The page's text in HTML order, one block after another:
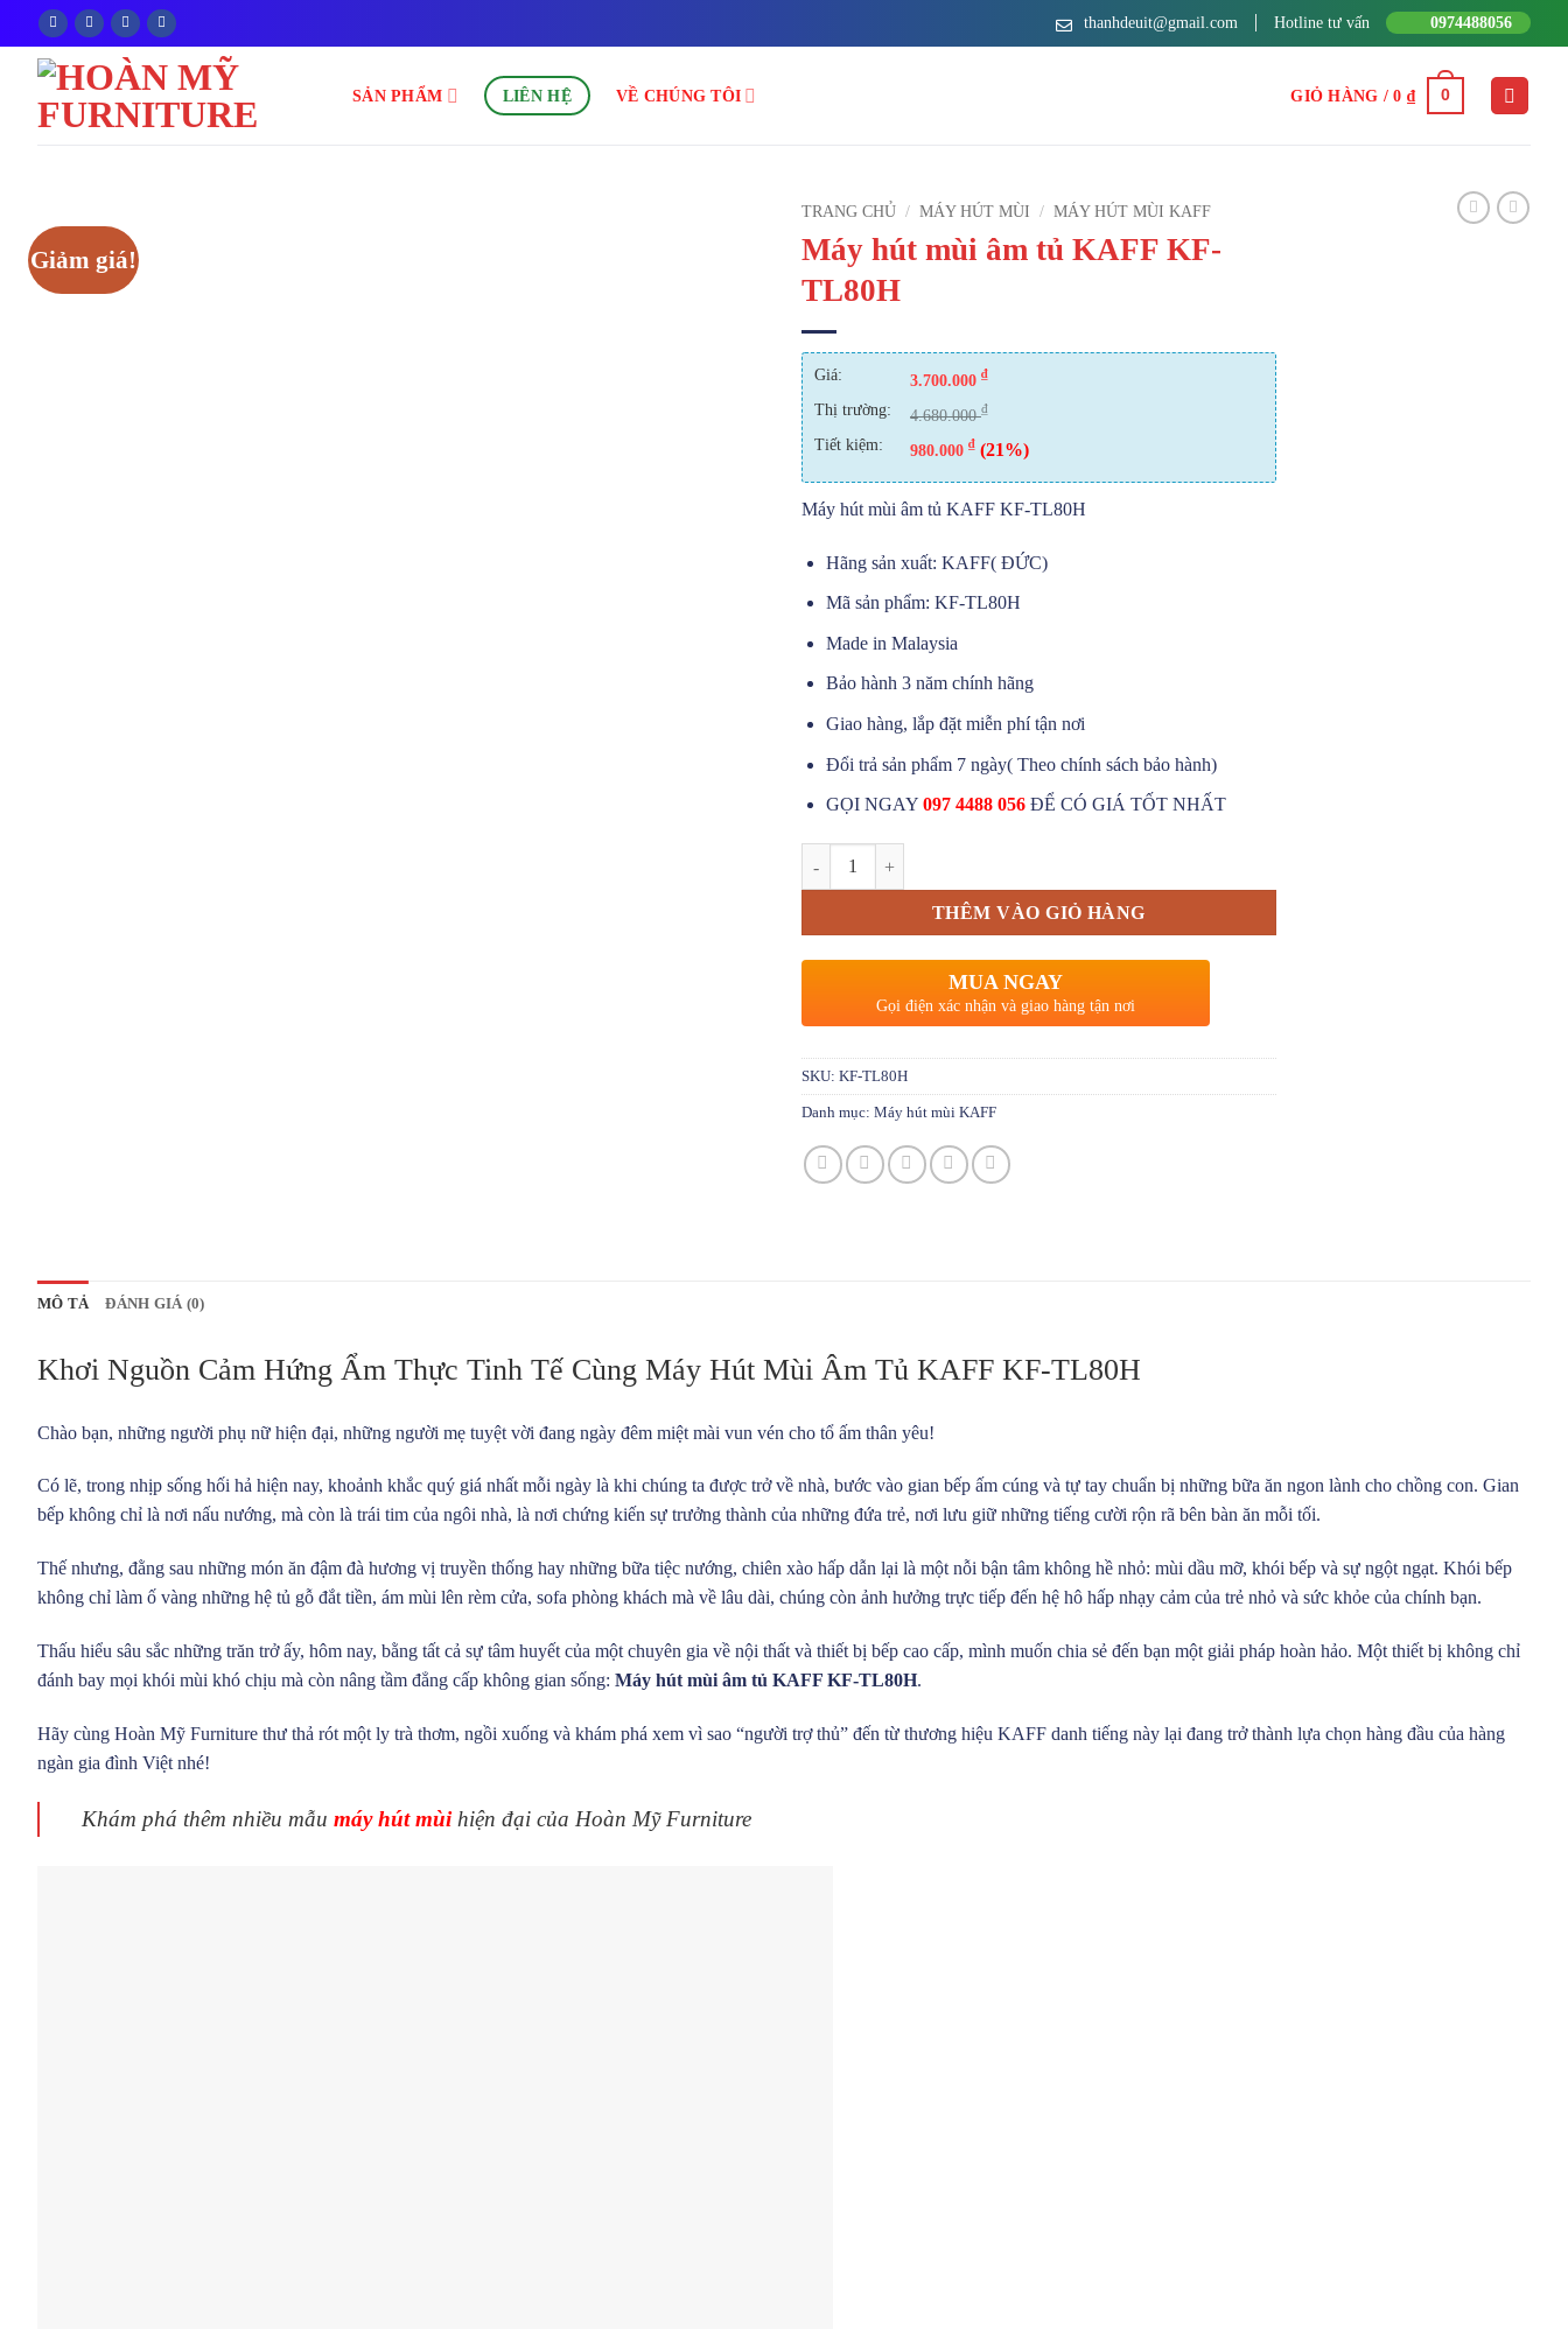
qua
thanhdeuit@gmail.com Hotline tư vấn 0974488056
SẢN PHẨM LIÊN HỆ VỀ CHÚNG TÔI GIỎ HÀNG /0 ₫ 0
Giảm giá!
TRANG CHỦ / MÁY HÚT MÙI / MÁY HÚT MÙI KAFF
Máy hút mùi âm tủ KAFF KF-
TL80H
Giá: 3.700.000 ₫
Thị trường: 4.680.000₫
Tiết kiệm: 980.000 ₫ (21%)
Máy hút mùi âm tủ KAFF KF-TL80H
Hãng sản xuất: KAFF( ĐỨC)
Mã sản phẩm: KF-TL80H
Made in Malaysia
Bảo hành 3 năm chính hãng
Giao hàng, lắp đặt miễn phí tận nơi
Đổi trả sản phẩm 7 ngày( Theo chính sách bảo hành)
GỌI NGAY 097 4488 056ĐỂ CÓ GIÁ TỐT NHẤT
THÊM VÀO GIỎ HÀNG
MUA NGAY
Gọi điện xác nhận và giao hàng tận nơi
SKU: KF-TL80H
Danh mục: Máy hút mùi KAFF
MÔ TẢ ĐÁNH GIÁ (0)
Khơi Nguồn Cảm Hứng Ẩm Thực Tinh Tế Cùng Máy Hút Mùi Âm Tủ KAFF KF-TL80H
Chào bạn, những người phụ nữ hiện đại, những người mẹ tuyệt vời đang ngày đêm miệt mài vun vén cho tổ ấm thân yêu!
Có lẽ, trong nhịp sống hối hả hiện nay, khoảnh khắc quý giá nhất mỗi ngày là khi chúng ta được trở về nhà, bước vào gian bếp ấm cúng và tự tay chuẩn bị những bữa ăn ngon lành cho chồng con. Gian
bếp không chỉ là nơi nấu nướng, mà còn là trái tim của ngôi nhà, là nơi chứng kiến sự trưởng thành của những đứa trẻ, nơi lưu giữ những tiếng cười rộn rã bên bàn ăn mỗi tối.
Thế nhưng, đằng sau những món ăn đậm đà hương vị truyền thống hay những bữa tiệc nướng, chiên xào hấp dẫn lại là một nỗi bận tâm không hề nhỏ: mùi dầu mỡ, khói bếp và sự ngột ngạt. Khói bếp
không chỉ làm ố vàng những hệ tủ gỗ đắt tiền, ám mùi lên rèm cửa, sofa phòng khách mà về lâu dài, chúng còn ảnh hưởng trực tiếp đến hệ hô hấp nhạy cảm của trẻ nhỏ và sức khỏe của chính bạn.
Thấu hiểu sâu sắc những trăn trở ấy, hôm nay, bằng tất cả sự tâm huyết của một chuyên gia về nội thất và thiết bị bếp cao cấp, mình muốn chia sẻ đến bạn một giải pháp hoàn hảo. Một thiết bị không chỉ
đánh bay mọi khói mùi khó chịu mà còn nâng tầm đẳng cấp không gian sống: Máy hút mùi âm tủ KAFF KF-TL80H.
Hãy cùng Hoàn Mỹ Furniture thư thả rót một ly trà thơm, ngồi xuống và khám phá xem vì sao “người trợ thủ” đến từ thương hiệu KAFF danh tiếng này lại đang trở thành lựa chọn hàng đầu của hàng
ngàn gia đình Việt nhé!
Khám phá thêm nhiều mẫu máy hút mùihiện đại của Hoàn Mỹ Furniture